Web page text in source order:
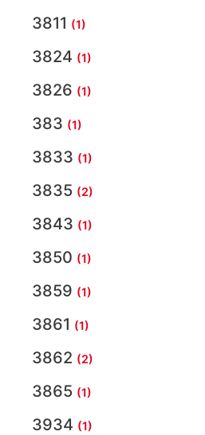
3811 (1)
3824 (1)
3826 (1)
383 (1)
3833 (1)
3835 (2)
3843 (1)
3850 (1)
3859 (1)
3861 (1)
3862 (2)
3865 (1)
3934 (1)